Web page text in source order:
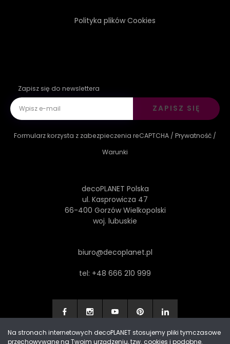
Polityka plików Cookies
Zapisz się do newslettera
ZAPISZ SIĘ
Formularz korzysta z zabezpieczenia reCAPTCHA / Prywatność /
Warunki
decoPLANET Polska
ul. Kasprowicza 47
66-400 Gorzów Wielkopolski
woj. lubuskie
biuro@decoplanet.pl
tel: +48 666 210 999
Na stronach internetowych decoPLANET stosujemy pliki tymczasowe
przechowywane na Twoim urządzeniu, tzw. cookies i podobne.